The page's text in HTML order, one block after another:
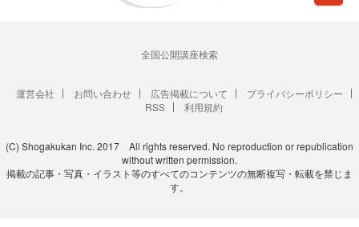
全国公開講座検索
運営会社 お問い合わせ 広告掲載について
プライバシーポリシー
RSS
利用規約
(C) Shogakukan Inc. 2017 All rights reserved. No reproduction or republication
without written permission.
掲載の記事・写真・イラスト等のすべてのコンテンツの無断複写・転載を禁じま
す。